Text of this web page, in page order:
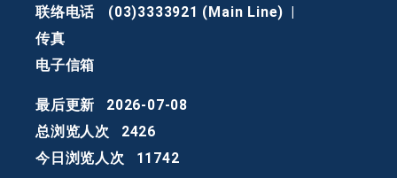
联络电话
(03)3333921 (Main Line)
传真
电子信箱
最后更新
2026-07-08
总浏览人次
2426
今日浏览人次
11742